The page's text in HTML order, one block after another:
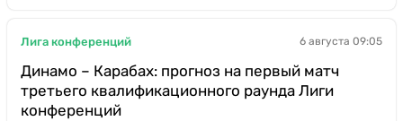
Лига конференций 6 августа 09:05
Динамо – Карабах: прогноз на первый матч
третьего квалификационного раунда Лиги
конференций